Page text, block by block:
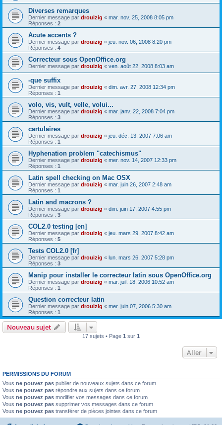
Diverses remarques
Dernier message par drouizig « mar. nov. 25, 2008 8:05 pm
Réponses : 2
Acute accents ?
Dernier message par drouizig « jeu. nov. 06, 2008 8:20 pm
Réponses : 4
Correcteur sous OpenOffice.org
Dernier message par drouizig « ven. août 22, 2008 8:03 am
-que suffix
Dernier message par drouizig « dim. avr. 27, 2008 12:34 pm
Réponses : 1
volo, vis, vult, velle, volui...
Dernier message par drouizig « mar. janv. 22, 2008 7:04 pm
Réponses : 3
cartulaires
Dernier message par drouizig « jeu. déc. 13, 2007 7:06 am
Réponses : 1
Hyphenation problem "catechismus"
Dernier message par drouizig « mer. nov. 14, 2007 12:33 pm
Réponses : 1
Latin spell checking on Mac OSX
Dernier message par drouizig « mar. juin 26, 2007 2:48 am
Réponses : 1
Latin and macrons ?
Dernier message par drouizig « dim. juin 17, 2007 4:55 pm
Réponses : 3
COL2.0 testing [en]
Dernier message par drouizig « jeu. mars 29, 2007 8:42 am
Réponses : 5
Tests COL2.0 [fr]
Dernier message par drouizig « lun. mars 26, 2007 5:28 pm
Réponses : 3
Manip pour installer le correcteur latin sous OpenOffice.org
Dernier message par drouizig « mar. juil. 18, 2006 10:52 am
Réponses : 1
Question correcteur latin
Dernier message par drouizig « mer. juin 07, 2006 5:30 am
Réponses : 1
Nouveau sujet
17 sujets • Page 1 sur 1
Aller
PERMISSIONS DU FORUM
Vous ne pouvez pas publier de nouveaux sujets dans ce forum
Vous ne pouvez pas répondre aux sujets dans ce forum
Vous ne pouvez pas modifier vos messages dans ce forum
Vous ne pouvez pas supprimer vos messages dans ce forum
Vous ne pouvez pas transférer de pièces jointes dans ce forum